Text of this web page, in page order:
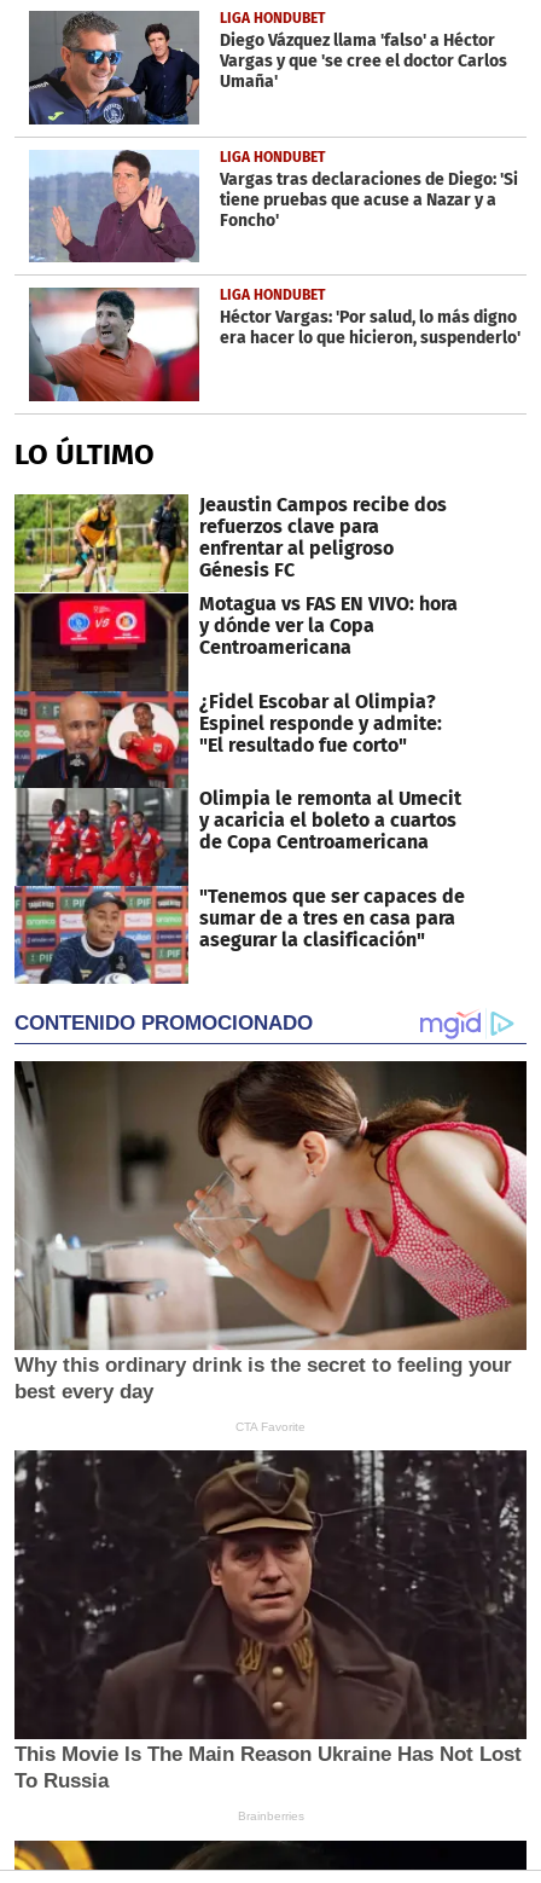
LIGA HONDUBET
Diego Vázquez llama 'falso' a Héctor
Vargas y que 'se cree el doctor Carlos
Umaña'
LIGA HONDUBET
Vargas tras declaraciones de Diego: 'Si
tiene pruebas que acuse a Nazar y a
Foncho'
LIGA HONDUBET
Héctor Vargas: 'Por salud, lo más digno
era hacer lo que hicieron, suspenderlo'
LO ÚLTIMO
Jeaustin Campos recibe dos
refuerzos clave para
enfrentar al peligroso
Génesis FC
Motagua vs FAS EN VIVO: hora
y dónde ver la Copa
Centroamericana
¿Fidel Escobar al Olimpia?
Espinel responde y admite:
"El resultado fue corto"
Olimpia le remonta al Umecit
y acaricia el boleto a cuartos
de Copa Centroamericana
"Tenemos que ser capaces de
sumar de a tres en casa para
asegurar la clasificación"